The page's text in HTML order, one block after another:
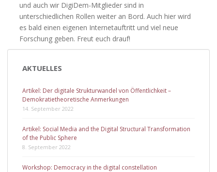
und auch wir DigiDem-Mitglieder sind in
unterschiedlichen Rollen weiter an Bord. Auch hier wird
es bald einen eigenen Internetauftritt und viel neue
Forschung geben. Freut euch drauf!
Beitragsnavigation
AKTUELLES
Artikel: Der digitale Strukturwandel von Öffentlichkeit –
Demokratietheoretische Anmerkungen
14. September 2022
Artikel: Social Media and the Digital Structural Transformation
of the Public Sphere
8. September 2022
Workshop: Democracy in the digital constellation